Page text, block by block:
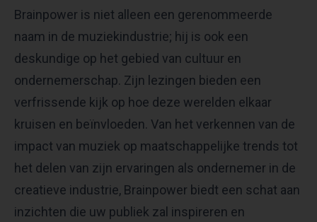
Brainpower is niet alleen een gerenommeerde
naam in de muziekindustrie; hij is ook een
deskundige op het gebied van cultuur en
ondernemerschap. Zijn lezingen bieden een
verfrissende kijk op hoe deze werelden elkaar
kruisen en beïnvloeden. Van het verkennen van de
impact van muziek op maatschappelijke trends tot
het delen van zijn ervaringen als ondernemer in de
creatieve industrie, Brainpower biedt een schat aan
inzichten die uw publiek zal inspireren en